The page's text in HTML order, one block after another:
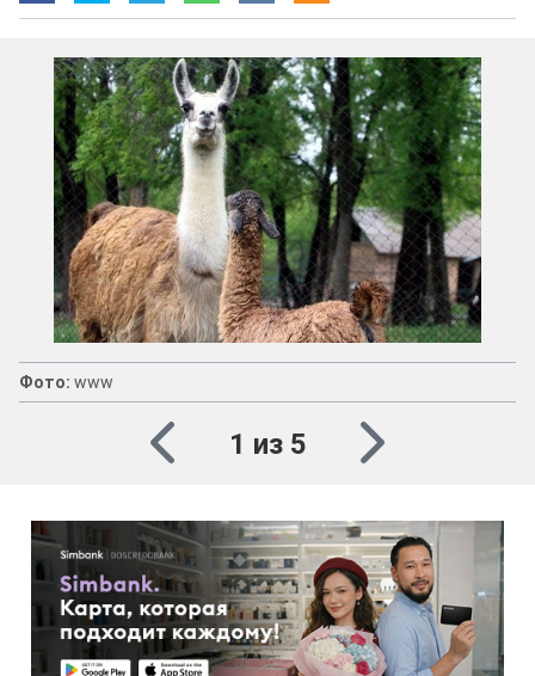
Фото: www
1 из 5